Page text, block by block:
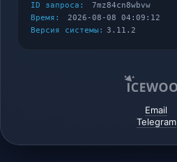
ID запроса:
7mz84cn8wbvw
Время:
2026-08-08 04:09:12
Версия системы: 3.11.2
Email
Telegram